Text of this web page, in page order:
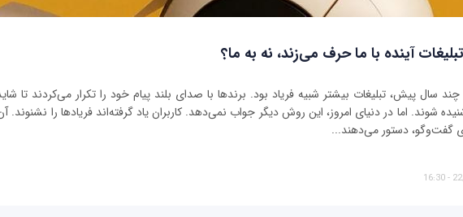
آینده با ما حرف می‌زند، نه به ما؟
سال پیش، تبلیغات بیشتر شبیه فریاد بود. برندها با صدای بلند پیام خود را تکرار می‌کردند تا
شوند. اما در دنیای امروز، این روش دیگر جواب نمی‌دهد. کاربران یاد گرفته‌اند فریادها را نشنوند.
گفت‌وگو، دستور می‌دهند...